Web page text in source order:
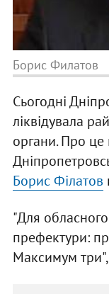
Борис Филатов
Сьогодні
ліквідувала
органи. Про це
Борис Філатов
"Для
префектури:
Максимум